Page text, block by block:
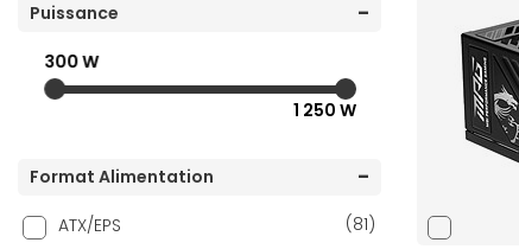
Puissance
300 W
1 250 W
Format Alimentation
ATX/EPS
(81)